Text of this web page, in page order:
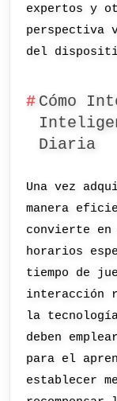
expertos y
perspectiva
del
Cómo
Diaria
Una vez
manera
convierte
horarios
tiempo de
interacción
la
deben
para el
establecer